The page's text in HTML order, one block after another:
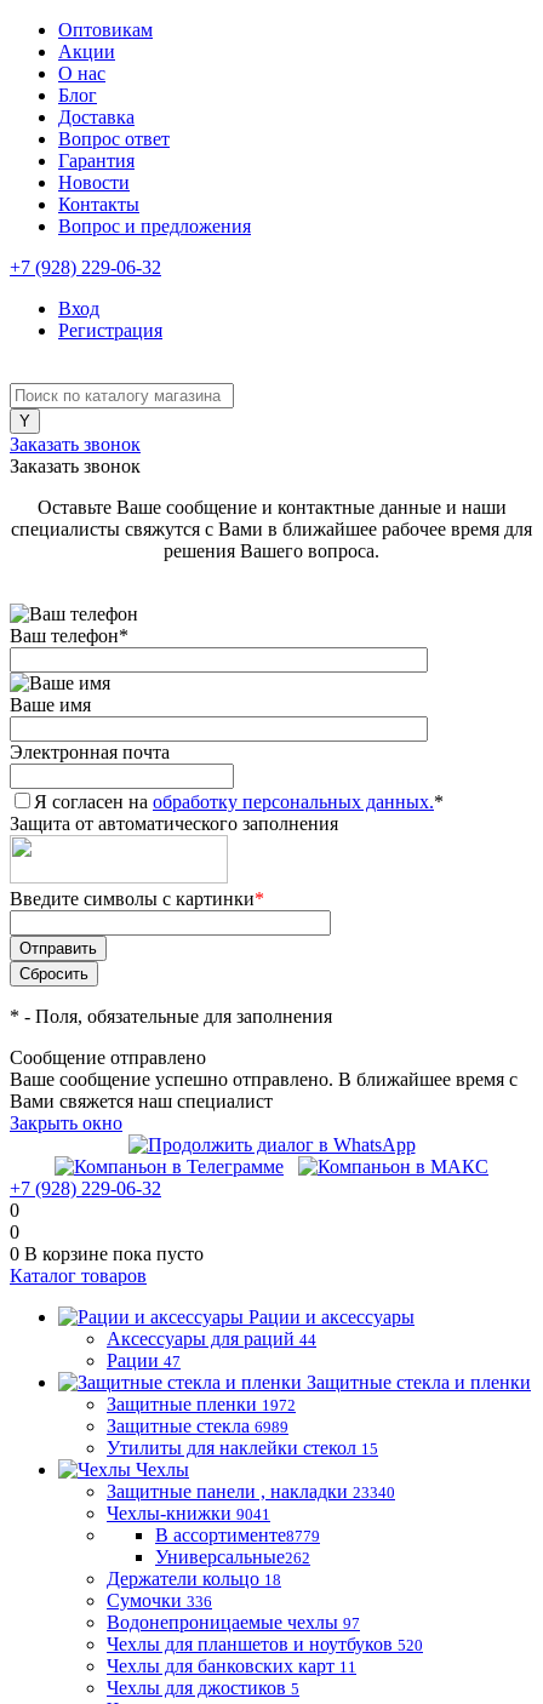
Оптовикам
Акции
О нас
Блог
Доставка
Вопрос ответ
Гарантия
Новости
Контакты
Вопрос и предложения
+7 (928) 229-06-32
Вход
Регистрация
Заказать звонок
Заказать звонок
Оставьте Ваше сообщение и контактные данные и наши
специалисты свяжутся с Вами в ближайшее рабочее время для
решения Вашего вопроса.
Ваш телефон*
Ваше имя
Электронная почта
Я согласен на обработку персональных данных.*
Защита от автоматического заполнения
Введите символы с картинки*
* - Поля, обязательные для заполнения
Сообщение отправлено
Ваше сообщение успешно отправлено. В ближайшее время с
Вами свяжется наш специалист
Закрыть окно
+7 (928) 229-06-32
0
0
0 В корзине пока пусто
Каталог товаров
Рации и аксессуары
Аксессуары для раций 44
Рации 47
Защитные стекла и пленки
Защитные пленки 1972
Защитные стекла 6989
Утилиты для наклейки стекол 15
Чехлы
Защитные панели , накладки 23340
Чехлы-книжки 9041
В ассортименте8779
Универсальные262
Держатели кольцо 18
Сумочки 336
Водонепроницаемые чехлы 97
Чехлы для планшетов и ноутбуков 520
Чехлы для банковских карт 11
Чехлы для джостиков 5